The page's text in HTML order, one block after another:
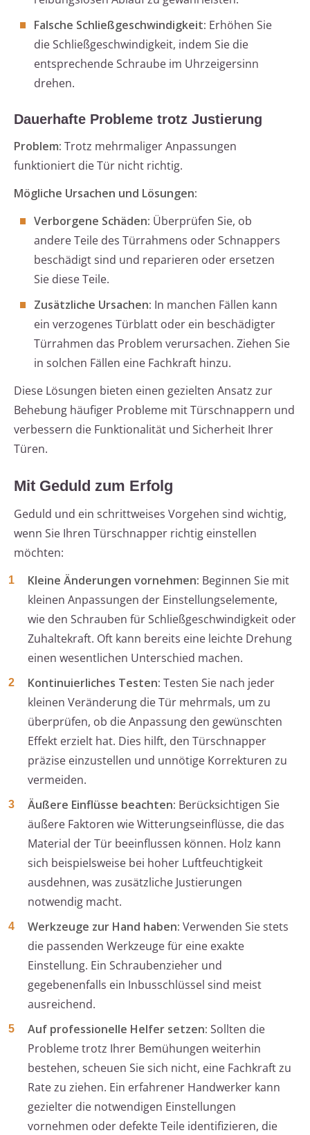
Falsche Schließgeschwindigkeit: Erhöhen Sie
die Schließgeschwindigkeit, indem Sie die
entsprechende Schraube im Uhrzeigersinn
drehen.
Dauerhafte Probleme trotz Justierung
Problem: Trotz mehrmaliger Anpassungen
funktioniert die Tür nicht richtig.
Mögliche Ursachen und Lösungen:
Verborgene Schäden: Überprüfen Sie, ob
andere Teile des Türrahmens oder Schnappers
beschädigt sind und reparieren oder ersetzen
Sie diese Teile.
Zusätzliche Ursachen: In manchen Fällen kann
ein verzogenes Türblatt oder ein beschädigter
Türrahmen das Problem verursachen. Ziehen Sie
in solchen Fällen eine Fachkraft hinzu.
Diese Lösungen bieten einen gezielten Ansatz zur
Behebung häufiger Probleme mit Türschnappern und
verbessern die Funktionalität und Sicherheit Ihrer
Türen.
Mit Geduld zum Erfolg
Geduld und ein schrittweises Vorgehen sind wichtig,
wenn Sie Ihren Türschnapper richtig einstellen
möchten:
Kleine Änderungen vornehmen: Beginnen Sie mit
kleinen Anpassungen der Einstellungselemente,
wie den Schrauben für Schließgeschwindigkeit oder
Zuhaltekraft. Oft kann bereits eine leichte Drehung
einen wesentlichen Unterschied machen.
Kontinuierliches Testen: Testen Sie nach jeder
kleinen Veränderung die Tür mehrmals, um zu
überprüfen, ob die Anpassung den gewünschten
Effekt erzielt hat. Dies hilft, den Türschnapper
präzise einzustellen und unnötige Korrekturen zu
vermeiden.
Äußere Einflüsse beachten: Berücksichtigen Sie
äußere Faktoren wie Witterungseinflüsse, die das
Material der Tür beeinflussen können. Holz kann
sich beispielsweise bei hoher Luftfeuchtigkeit
ausdehnen, was zusätzliche Justierungen
notwendig macht.
Werkzeuge zur Hand haben: Verwenden Sie stets
die passenden Werkzeuge für eine exakte
Einstellung. Ein Schraubenzieher und
gegebenenfalls ein Inbusschlüssel sind meist
ausreichend.
Auf professionelle Helfer setzen: Sollten die
Probleme trotz Ihrer Bemühungen weiterhin
bestehen, scheuen Sie sich nicht, eine Fachkraft zu
Rate zu ziehen. Ein erfahrener Handwerker kann
gezielter die notwendigen Einstellungen
vornehmen oder defekte Teile identifizieren, die